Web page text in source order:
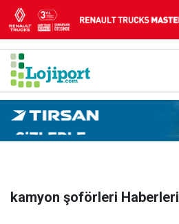
kamyon şoförleri Haberleri